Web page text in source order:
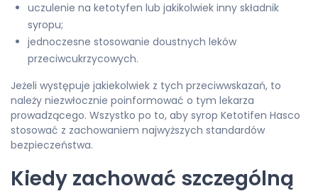
uczulenie na ketotyfen lub jakikolwiek inny składnik
syropu;
jednoczesne stosowanie doustnych leków
przeciwcukrzycowych.
Jeżeli występuje jakiekolwiek z tych przeciwwskazań, to
należy niezwłocznie poinformować o tym lekarza
prowadzącego. Wszystko po to, aby syrop Ketotifen Hasco
stosować z zachowaniem najwyższych standardów
bezpieczeństwa.
Kiedy zachować szczególną